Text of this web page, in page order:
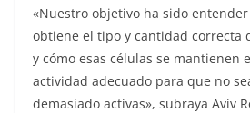
«Nuestro objetivo ha sido
obtiene el tipo y cantidad correcta
y cómo esas células se mantienen
actividad adecuado para que no
demasiado activas», subraya Aviv